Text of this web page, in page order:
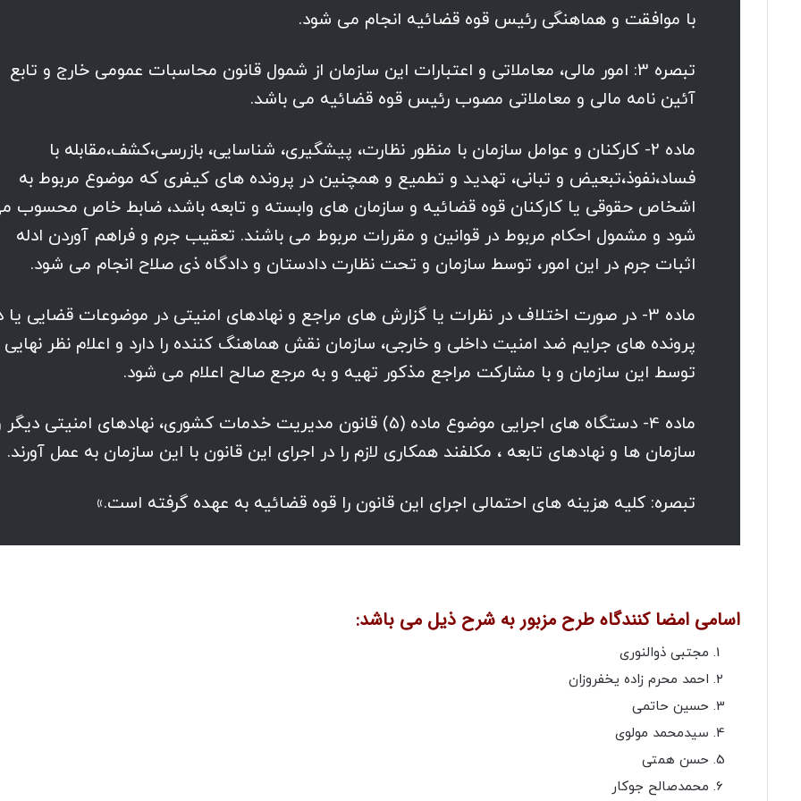
با موافقت و هماهنگی رئیس قوه قضائیه انجام می شود.
تبصره 3: امور مالی، معاملاتی و اعتبارات این سازمان از شمول قانون محاسبات عمومی خارج و تابع
آئین نامه مالی و معاملاتی مصوب رئیس قوه قضائیه می باشد.
ماده 2- کارکنان و عوامل سازمان با منظور نظارت، پیشگیری، شناسایی، بازرسی،کشف،مقابله با
فساد،نفوذ،تبعیض و تبانی، تهدید و تطمیع و همچنین در پرونده های کیفری که موضوع مربوط به
اشخاص حقوقی یا کارکنان قوه قضائیه و سازمان های وابسته و تابعه باشد، ضابط خاص محسوب
شود و مشمول احکام مربوط در قوانین و مقررات مربوط می باشند. تعقیب جرم و فراهم آوردن ادله
اثبات جرم در این امور، توسط سازمان و تحت نظارت دادستان و دادگاه ذی صلاح انجام می شود.
ماده 3- در صورت اختلاف در نظرات یا گزارش های مراجع و نهادهای امنیتی در موضوعات قضایی یا
پرونده های جرایم ضد امنیت داخلی و خارجی، سازمان نقش هماهنگ کننده را دارد و اعلام نظر نهایی
توسط این سازمان و با مشارکت مراجع مذکور تهیه و به مرجع صالح اعلام می شود.
ماده 4- دستگاه های اجرایی موضوع ماده (5) قانون مدیریت خدمات کشوری، نهادهای امنیتی
سازمان ها و نهادهای تابعه ، مکلفند همکاری لازم را در اجرای این قانون با این سازمان به عمل آورند.
تبصره: کلیه هزینه های احتمالی اجرای این قانون را قوه قضائیه به عهده گرفته است.»
اسامی امضا کنندگاه طرح مزبور به شرح ذیل می باشد:
مجتبی ذوالنوری
احمد محرم زاده یخفروزان
حسین حاتمی
سیدمحمد مولوی
حسن همتی
محمدصالح جوکار